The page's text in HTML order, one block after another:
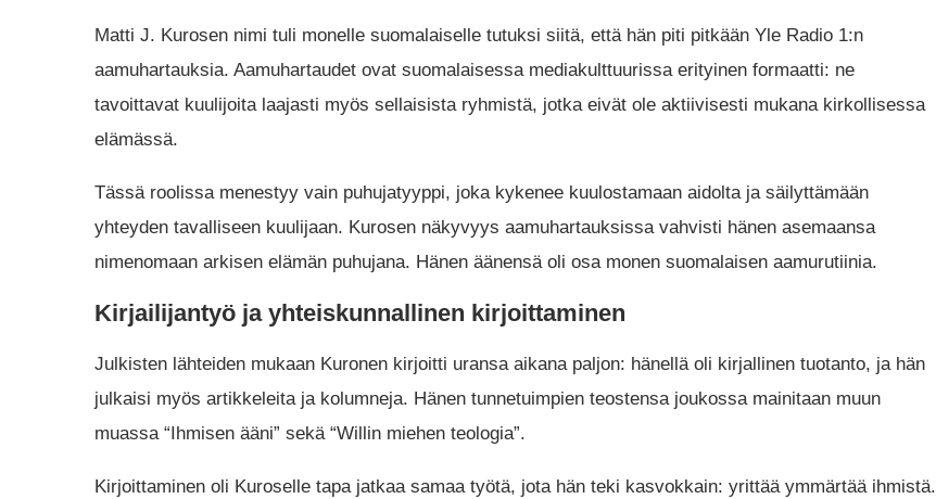
Matti J. Kurosen nimi tuli monelle suomalaiselle tutuksi siitä, että hän piti pitkään Yle Radio 1:n
aamuhartauksia. Aamuhartaudet ovat suomalaisessa mediakulttuurissa erityinen formaatti: ne
tavoittavat kuulijoita laajasti myös sellaisista ryhmistä, jotka eivät ole aktiivisesti mukana kirkollisessa
elämässä.
Tässä roolissa menestyy vain puhujatyyppi, joka kykenee kuulostamaan aidolta ja säilyttämään
yhteyden tavalliseen kuulijaan. Kurosen näkyvyys aamuhartauksissa vahvisti hänen asemaansa
nimenomaan arkisen elämän puhujana. Hänen äänensä oli osa monen suomalaisen aamurutiinia.
Kirjailijantyö ja yhteiskunnallinen kirjoittaminen
Julkisten lähteiden mukaan Kuronen kirjoitti uransa aikana paljon: hänellä oli kirjallinen tuotanto, ja hän
julkaisi myös artikkeleita ja kolumneja. Hänen tunnetuimpien teostensa joukossa mainitaan muun
muassa “Ihmisen ääni” sekä “Willin miehen teologia”.
Kirjoittaminen oli Kuroselle tapa jatkaa samaa työtä, jota hän teki kasvokkain: yrittää ymmärtää ihmistä.